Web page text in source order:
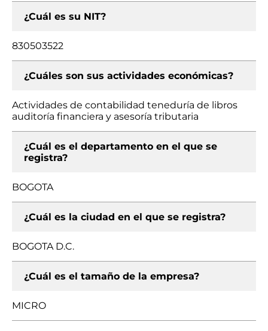
¿Cuál es su NIT?
830503522
¿Cuáles son sus actividades económicas?
Actividades de contabilidad teneduría de libros
auditoría financiera y asesoría tributaria
¿Cuál es el departamento en el que se
registra?
BOGOTA
¿Cuál es la ciudad en el que se registra?
BOGOTA D.C.
¿Cuál es el tamaño de la empresa?
MICRO